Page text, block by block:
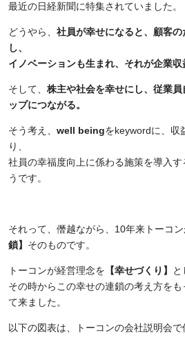
最近の日経新聞に特集されていました。
どうやら、 社員が幸せになると、顧客
し、
イノベーションも生まれ、それが企業収
そして、 株主や社会を幸せにし、従業
ップにつながる。
そう考え、 well beingをkeywordに、収
り、
社員の幸福度向上に係わる施策を導入
うです。
それって、僭越ながら、 10年来トーコ
鎖】 そのものです。
トーコンが経営理念を 【幸せづくり】
その時からこの幸せの連鎖の考え方を
て来ました。
以下の図表は、トーコンの会社説明会で